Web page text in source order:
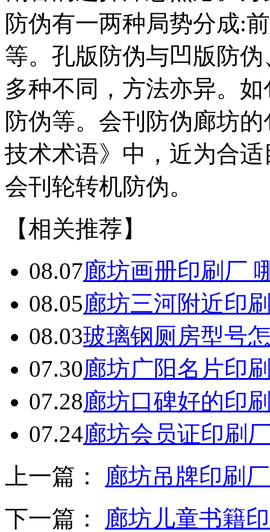
防伪有一两种局势分成:
等。孔版防伪与凹版防
多种不同，方法亦异。
防伪等。会刊防伪廊坊
技术术语》中，近为合
会刊轮转机防伪。
【相关推荐】
08.07廊坊画册印刷厂
08.05廊坊三河附近印
08.03玻璃钢厕房型号
07.30廊坊广阳名片印
07.28廊坊口碑好的印
07.24廊坊会员证印刷
上一篇： 廊坊吊牌印刷
下一篇： 廊坊儿童书籍